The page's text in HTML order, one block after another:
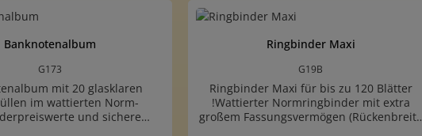
Banknotenalbum
G173
mit 20 glasklaren
im wattierten Norm-
und sichere
Ringbinder Maxi
G19B
Ringbinder Maxi für bis zu 120 Blätter
!Wattierter Normringbinder mit extra
großem Fassungsvermögen (Rückenbreite